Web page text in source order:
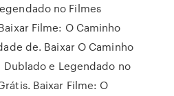
no Filmes
Filme: O Caminho
de. Baixar O Caminho
e Legendado no
Baixar Filme: O